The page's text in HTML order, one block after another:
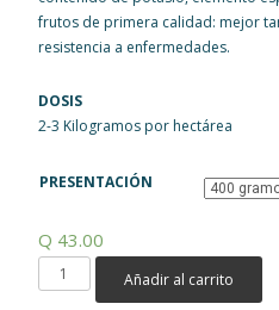
frutos de primera calidad: mejor
resistencia a enfermedades.
DOSIS
2-3 Kilogramos por hectárea
PRESENTACIÓN
Q 43.00
Foli-
K
Añadir al carrito